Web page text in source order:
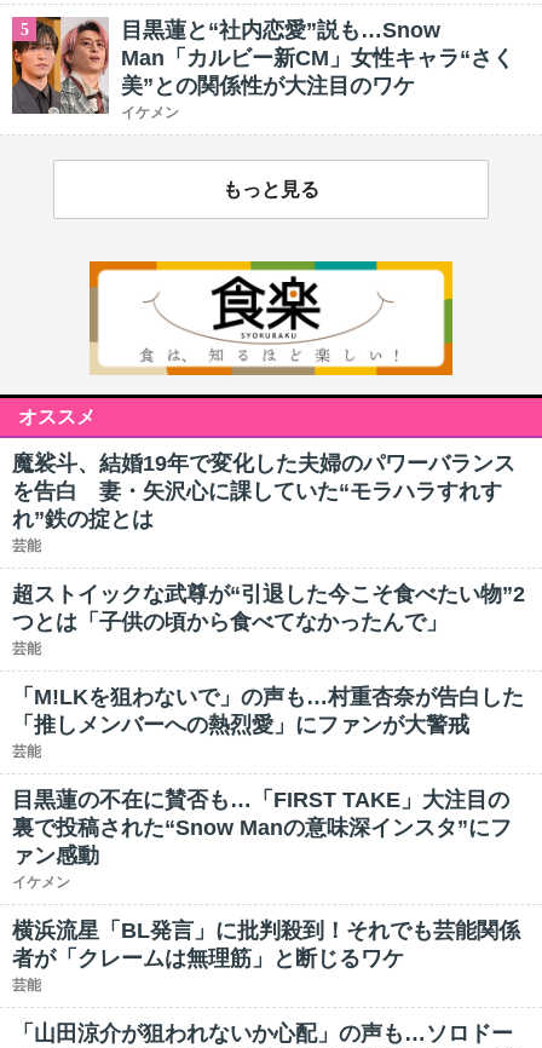
5
目黒蓮と“社内恋愛”説も…Snow
Man「カルビー新CM」女性キャラ“さく
美”との関係性が大注目のワケ
イケメン
もっと見る
オススメ
魔裟斗、結婚19年で変化した夫婦のパワーバランス
を告白 妻・矢沢心に課していた“モラハラすれす
れ”鉄の掟とは
芸能
超ストイックな武尊が“引退した今こそ食べたい物”2
つとは「子供の頃から食べてなかったんで」
芸能
「M!LKを狙わないで」の声も…村重杏奈が告白した
「推しメンバーへの熱烈愛」にファンが大警戒
芸能
目黒蓮の不在に賛否も…「FIRST TAKE」大注目の
裏で投稿された“Snow Manの意味深インスタ”にフ
ァン感動
イケメン
横浜流星「BL発言」に批判殺到！それでも芸能関係
者が「クレームは無理筋」と断じるワケ
芸能
「山田涼介が狙われないか心配」の声も…ソロドー